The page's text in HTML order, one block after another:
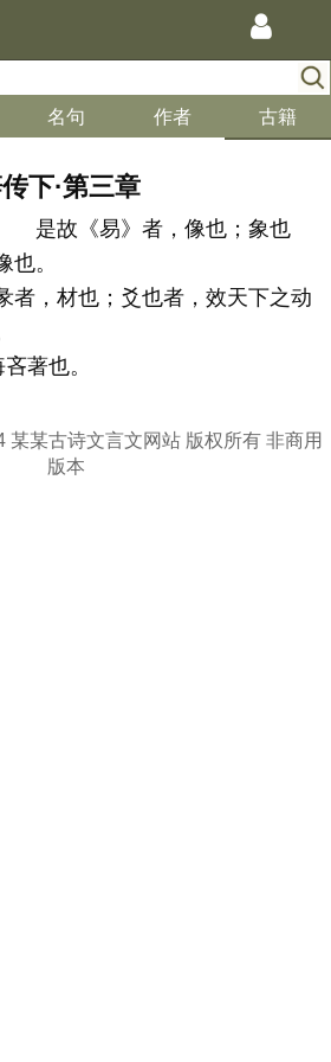
名句 作者 古籍
下·第三章
《易》者，像也；象也
也。
，材也；爻也者，效天下之动
著也。
某古诗文言文网站 版权所有 非商用
版本